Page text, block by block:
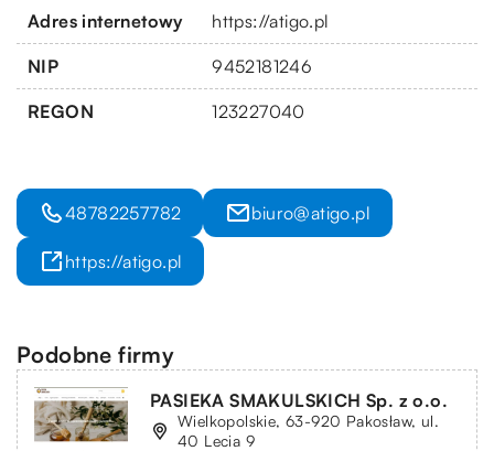
Adres internetowy https://atigo.pl
NIP 9452181246
REGON 123227040
48782257782 biuro@atigo.pl
https://atigo.pl
Podobne firmy
PASIEKA SMAKULSKICH Sp. z o.o.
Wielkopolskie, 63-920 Pakosław, ul.
40 Lecia 9